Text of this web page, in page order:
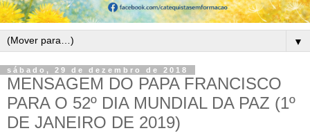
▼
sábado, 29 de dezembro de 2018
MENSAGEM DO PAPA FRANCISCO
PARA O 52º DIA MUNDIAL DA PAZ (1º
DE JANEIRO DE 2019)